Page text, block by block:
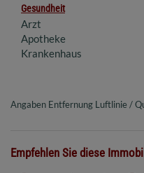
Gesundheit
Arzt
Apotheke
Krankenhaus
Angaben Entfernung Luftlinie /
Empfehlen Sie diese